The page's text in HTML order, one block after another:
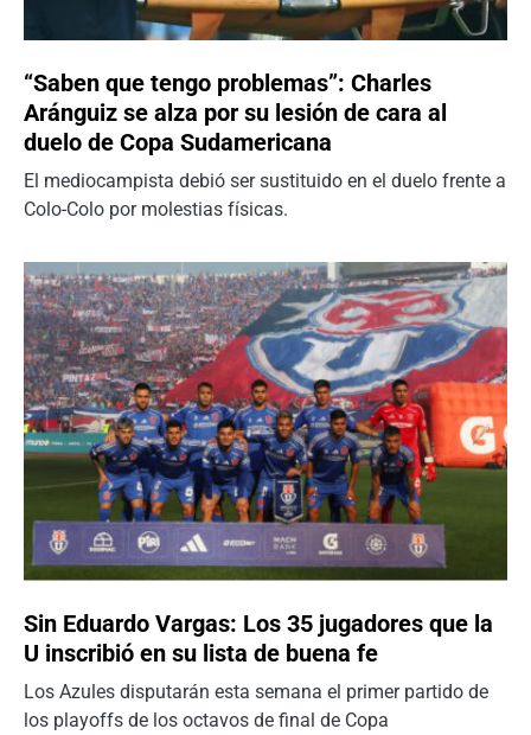
“Saben que tengo problemas”: Charles
Aránguiz se alza por su lesión de cara al
duelo de Copa Sudamericana
El mediocampista debió ser sustituido en el duelo frente a
Colo-Colo por molestias físicas.
Sin Eduardo Vargas: Los 35 jugadores que la
U inscribió en su lista de buena fe
Los Azules disputarán esta semana el primer partido de
los playoffs de los octavos de final de Copa